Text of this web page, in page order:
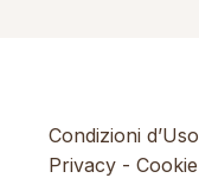
Condizioni d’Uso
Privacy - Cookie